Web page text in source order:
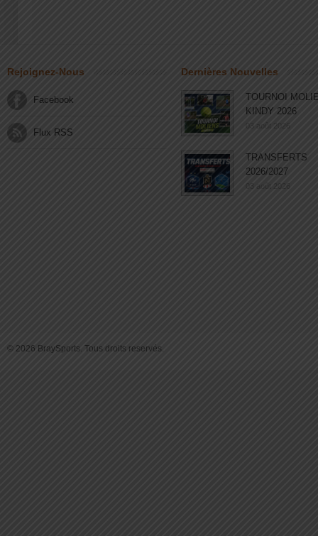
Rejoignez-Nous
Facebook
Flux RSS
Dernières Nouvelles
TOURNOI
KINDY 2026
03 août 2026
TRANSFERTS
2026/2027
03 août 2026
© 2026 BraySports. Tous droits reservés.